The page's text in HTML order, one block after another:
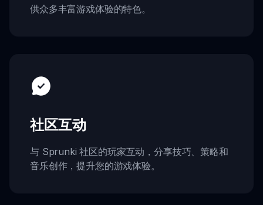
供众多丰富游戏体验的特色。
社区互动
与 Sprunki 社区的玩家互动，分享技巧、策略和
音乐创作，提升您的游戏体验。